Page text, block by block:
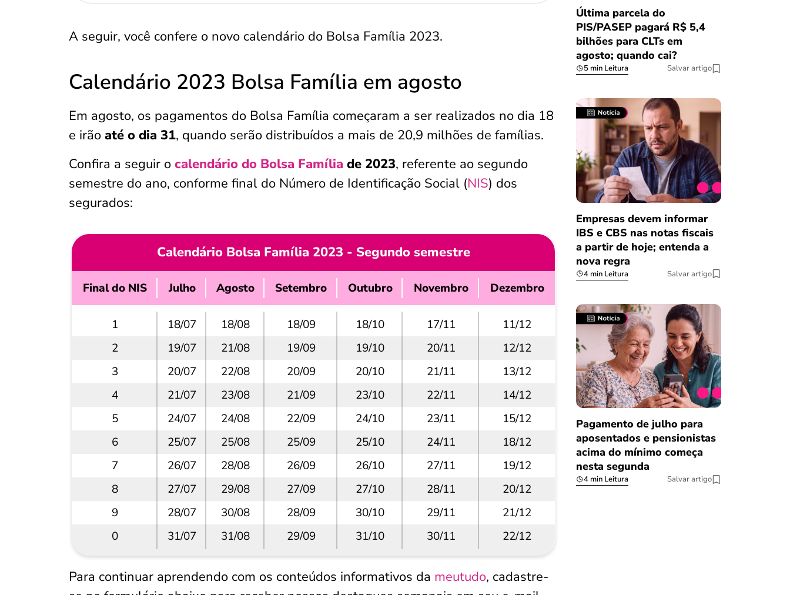
A seguir, você confere o novo calendário do Bolsa Família 2023.
Calendário 2023 Bolsa Família em agosto
Em agosto, os pagamentos do Bolsa Família começaram a ser realizados no dia 18
e irão até o dia 31, quando serão distribuídos a mais de 20,9 milhões de famílias.
Confira a seguir o calendário do Bolsa Família de 2023, referente ao segundo
semestre do ano, conforme final do Número de Identificação Social (NIS) dos
segurados:
Calendário Bolsa Família 2023 - Segundo semestre
Final do NIS Julho Agosto Setembro Outubro Novembro Dezembro
1 18/07 18/08 18/09 18/10 17/11
11/12
2
19/07 21/08 19/09 19/10 20/11
12/12
3
20/07 22/08 20/09 20/10 21/11
13/12
4
21/07 23/08 21/09 23/10 22/11
14/12
5
24/07 24/08 22/09 24/10 23/11
15/12
6
25/07 25/08 25/09 25/10 24/11
18/12
7
26/07 28/08 26/09 26/10 27/11
19/12
8
27/07 29/08 27/09 27/10 28/11
20/12
9
28/07 30/08 28/09 30/10 29/11
21/12
0
31/07 31/08 29/09 31/10 30/11 22/12
Para continuar aprendendo com os conteúdos informativos da meutudo, cadastre-
Última parcela do
PIS/PASEP pagará R$ 5,4
bilhões para CLTs em
agosto; quando cai?
5 min Leitura Salvar artigo
Empresas devem informar
IBS e CBS nas notas fiscais
a partir de hoje; entenda a
nova regra
4 min Leitura Salvar artigo
Pagamento de julho para
aposentados e pensionistas
acima do mínimo começa
nesta segunda
4 min Leitura Salvar artigo